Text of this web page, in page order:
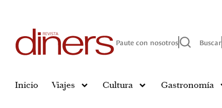
Paute con nosotros Buscar
Inicio Viajes Cultura Gastronomía